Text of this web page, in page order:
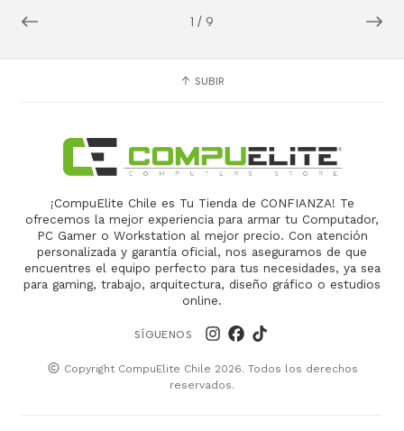
1 / 9
SUBIR
¡CompuElite Chile es Tu Tienda de CONFIANZA! Te
ofrecemos la mejor experiencia para armar tu Computador,
PC Gamer o Workstation al mejor precio. Con atención
personalizada y garantía oficial, nos aseguramos de que
encuentres el equipo perfecto para tus necesidades, ya sea
para gaming, trabajo, arquitectura, diseño gráfico o estudios
online.
SÍGUENOS
Copyright CompuElite Chile 2026. Todos los derechos
reservados.